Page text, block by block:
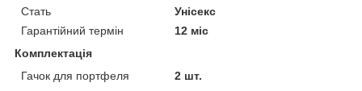
Стать
Унісекс
Гарантійний термін
12 міс
Комплектація
Гачок для портфеля
2 шт.